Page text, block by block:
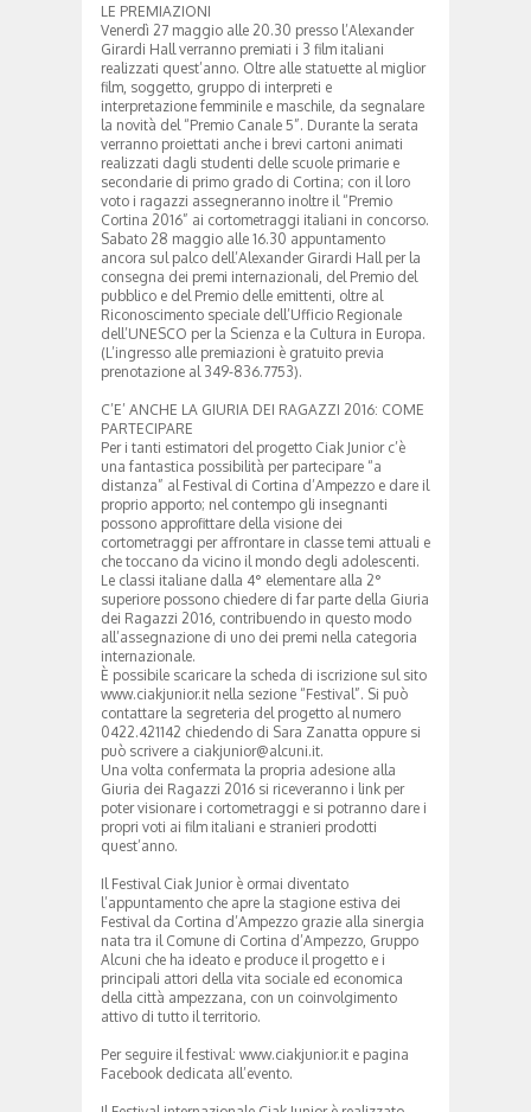
LE PREMIAZIONI
Venerdì 27 maggio alle 20.30 presso l’Alexander
Girardi Hall verranno premiati i 3 film italiani
realizzati quest’anno. Oltre alle statuette al miglior
film, soggetto, gruppo di interpreti e
interpretazione femminile e maschile, da segnalare
la novità del “Premio Canale 5”. Durante la serata
verranno proiettati anche i brevi cartoni animati
realizzati dagli studenti delle scuole primarie e
secondarie di primo grado di Cortina; con il loro
voto i ragazzi assegneranno inoltre il “Premio
Cortina 2016” ai cortometraggi italiani in concorso.
Sabato 28 maggio alle 16.30 appuntamento
ancora sul palco dell’Alexander Girardi Hall per la
consegna dei premi internazionali, del Premio del
pubblico e del Premio delle emittenti, oltre al
Riconoscimento speciale dell’Ufficio Regionale
dell’UNESCO per la Scienza e la Cultura in Europa.
(L’ingresso alle premiazioni è gratuito previa
prenotazione al 349-836.7753).
C’E’ ANCHE LA GIURIA DEI RAGAZZI 2016: COME
PARTECIPARE
Per i tanti estimatori del progetto Ciak Junior c’è
una fantastica possibilità per partecipare “a
distanza” al Festival di Cortina d’Ampezzo e dare il
proprio apporto; nel contempo gli insegnanti
possono approfittare della visione dei
cortometraggi per affrontare in classe temi attuali e
che toccano da vicino il mondo degli adolescenti.
Le classi italiane dalla 4° elementare alla 2°
superiore possono chiedere di far parte della Giuria
dei Ragazzi 2016, contribuendo in questo modo
all’assegnazione di uno dei premi nella categoria
internazionale.
È possibile scaricare la scheda di iscrizione sul sito
www.ciakjunior.it nella sezione “Festival”. Si può
contattare la segreteria del progetto al numero
0422.421142 chiedendo di Sara Zanatta oppure si
può scrivere a ciakjunior@alcuni.it.
Una volta confermata la propria adesione alla
Giuria dei Ragazzi 2016 si riceveranno i link per
poter visionare i cortometraggi e si potranno dare i
propri voti ai film italiani e stranieri prodotti
quest’anno.
Il Festival Ciak Junior è ormai diventato
l’appuntamento che apre la stagione estiva dei
Festival da Cortina d’Ampezzo grazie alla sinergia
nata tra il Comune di Cortina d’Ampezzo, Gruppo
Alcuni che ha ideato e produce il progetto e i
principali attori della vita sociale ed economica
della città ampezzana, con un coinvolgimento
attivo di tutto il territorio.
Per seguire il festival: www.ciakjunior.it e pagina
Facebook dedicata all’evento.